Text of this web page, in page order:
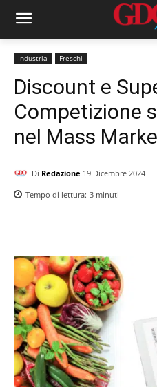
Industria Freschi
Discount e
Competizione
nel Mass
Di Redazione 19 Dicembre 2024
Tempo di lettura: 3 minuti